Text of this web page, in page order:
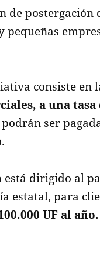
de postergación
pequeñas
consiste en
a una
ser
está dirigido al
estatal, para
UF al año.